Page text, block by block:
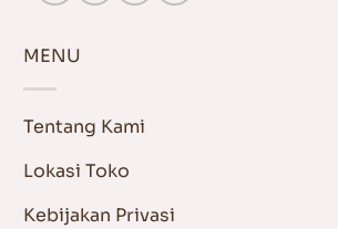
MENU
Tentang Kami
Lokasi Toko
Kebijakan Privasi